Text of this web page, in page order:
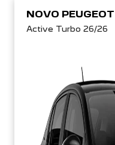
Active Turbo 26/26